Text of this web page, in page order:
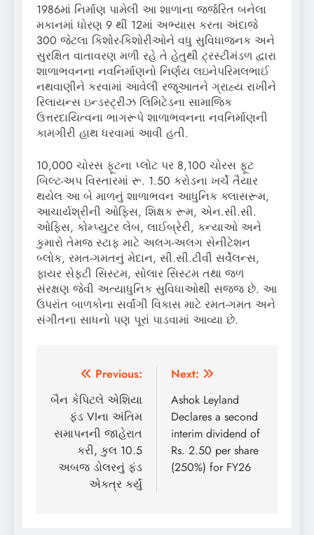
1986માં નિર્માણ પામેલી આ શાળાના જર્જરિત બનેલા
મકાનમાં ધોરણ 9 થી 12માં અભ્યાસ કરતા અંદાજે
300 જેટલા કિશોર-કિશોરીઓને વધુ સુવિધાજનક અને
સુરક્ષિત વાતાવરણ મળી રહે તે હેતુથી ટ્રસ્ટીમંડળ દ્વારા
શાળાભવનના નવનિર્માણનો નિર્ણય લઇનેપરિમલભાઈ
નથવાણીને કરવામાં આવેલી રજૂઆતને ગ્રાહ્ય રાખીને
રિલાયન્સ ઇન્ડસ્ટ્રીઝ લિમિટેડના સામાજિક
ઉત્તરદાયિત્વના ભાગરૂપે શાળાભવનના નવનિર્માણની
કામગીરી હાથ ધરવામાં આવી હતી.
10,000 ચોરસ ફૂટના પ્લોટ પર 8,100 ચોરસ ફૂટ
બિલ્ટ-અપ વિસ્તારમાં રૂ. 1.50 કરોડના ખર્ચે તૈયાર
થયેલ આ બે માળનું શાળાભવન આધુનિક ક્લાસરૂમ,
આચાર્યશ્રીની ઓફિસ, શિક્ષક રૂમ, એન.સી.સી.
ઓફિસ, કોમ્પ્યુટર લેબ, લાઈબ્રેરી, કન્યાઓ અને
કુમારો તેમજ સ્ટાફ માટે અલગ-અલગ સેનીટેશન
બ્લોક, રમત-ગમતનું મેદાન, સી.સી.ટીવી સર્વેલન્સ,
ફાયર સેફ્ટી સિસ્ટમ, સોલાર સિસ્ટમ તથા જળ
સંરક્ષણ જેવી અત્યાધુનિક સુવિધાઓથી સજ્જ છે. આ
ઉપરાંત બાળકોના સર્વાંગી વિકાસ માટે રમત-ગમત અને
સંગીતના સાધનો પણ પૂરાં પાડવામાં આવ્યા છે.
Post
navigation
Previous:
બૈન કેપિટલે એશિયા
ફંડ VIના અંતિમ
સમાપનની જાહેરાત
કરી, કુલ 10.5
અબજ ડોલરનું ફંડ
એકત્ર કર્યું
Next:
Ashok Leyland
Declares a second
interim dividend of
Rs. 2.50 per share
(250%) for FY26